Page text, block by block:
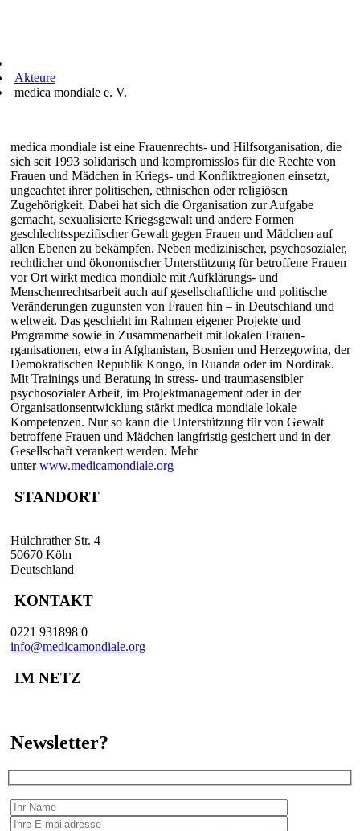
Akteure
medica mondiale e. V.
medica mondiale ist eine Frauenrechts- und Hilfsorganisation, die
sich seit 1993 solidarisch und kompromisslos für die Rechte von
Frauen und Mädchen in Kriegs- und Konfliktregionen einsetzt,
ungeachtet ihrer politischen, ethnischen oder religiösen
Zugehörigkeit. Dabei hat sich die Organisation zur Aufgabe
gemacht, sexualisierte Kriegsgewalt und andere Formen
geschlechtsspezifischer Gewalt gegen Frauen und Mädchen auf
allen Ebenen zu bekämpfen. Neben medizinischer, psychosozialer,
rechtlicher und ökonomischer Unterstützung für betroffene Frauen
vor Ort wirkt medica mondiale mit Aufklärungs- und
Menschenrechtsarbeit auch auf gesellschaftliche und politische
Veränderungen zugunsten von Frauen hin – in Deutschland und
weltweit. Das geschieht im Rahmen eigener Projekte und
Programme sowie in Zusammenarbeit mit lokalen Frauen-
rganisationen, etwa in Afghanistan, Bosnien und Herzegowina, der
Demokratischen Republik Kongo, in Ruanda oder im Nordirak.
Mit Trainings und Beratung in stress- und traumasensibler
psychosozialer Arbeit, im Projektmanagement oder in der
Organisationsentwicklung stärkt medica mondiale lokale
Kompetenzen. Nur so kann die Unterstützung für von Gewalt
betroffene Frauen und Mädchen langfristig gesichert und in der
Gesellschaft verankert werden. Mehr
unterwww.medicamondiale.org
STANDORT
Hülchrather Str. 4
50670 Köln
Deutschland
KONTAKT
0221 931898 0
info@medicamondiale.org
IM NETZ
Newsletter?